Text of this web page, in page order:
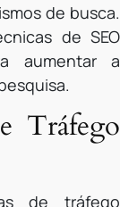
de busca.
de SEO
aumentar a
Tráfego
de tráfego